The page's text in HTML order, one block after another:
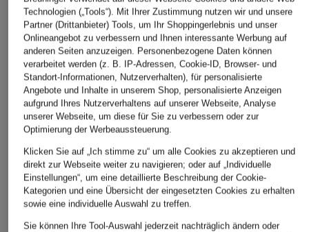
SAMSØE SAMSØE
T-Shirt SASWIRL
CHF 45
Ursprünglich:CHF 90
On
T-Shirt CLUB T-
RHYTHM
CHF 55
T-Shirt
CHF 95
Technologien („Tools“). Mit Ihrer Zustimmung nutzen wir und unsere
Partner (Drittanbieter) Tools, um Ihr Shoppingerlebnis und unser
Onlineangebot zu verbessern und Ihnen interessante Werbung auf
anderen Seiten anzuzeigen. Personenbezogene Daten können
verarbeitet werden (z. B. IP-Adressen, Cookie-ID, Browser- und
Standort-Informationen, Nutzerverhalten), für personalisierte
Angebote und Inhalte in unserem Shop, personalisierte Anzeigen
aufgrund Ihres Nutzerverhaltens auf unserer Webseite, Analyse
unserer Webseite, um diese für Sie zu verbessern oder zur
Optimierung der Werbeaussteuerung.
Klicken Sie auf „Ich stimme zu“ um alle Cookies zu akzeptieren und
direkt zur Webseite weiter zu navigieren; oder auf „Individuelle
Einstellungen“, um eine detaillierte Beschreibung der Cookie-
Kategorien und eine Übersicht der eingesetzten Cookies zu erhalten
sowie eine individuelle Auswahl zu treffen.
Sie können Ihre Tool-Auswahl jederzeit nachträglich ändern oder